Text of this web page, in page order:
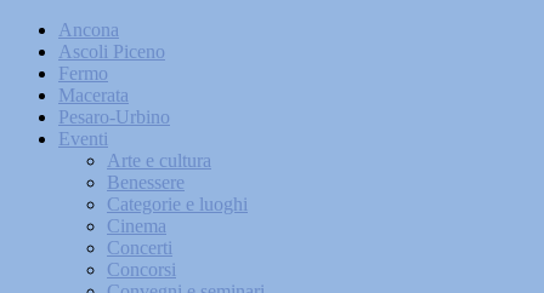
Ancona
Ascoli Piceno
Fermo
Macerata
Pesaro-Urbino
Eventi
Arte e cultura
Benessere
Categorie e luoghi
Cinema
Concerti
Concorsi